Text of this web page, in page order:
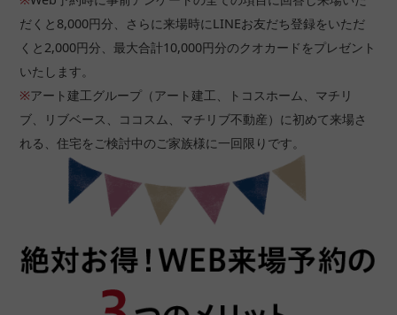
だくと8,000円分、さらに来場時にLINEお友だち登録をいただ
くと2,000円分、最大合計10,000円分のクオカードをプレゼント
いたします。
※アート建工グループ（アート建工、トコスホーム、マチリ
ブ、リブベース、ココスム、マチリブ不動産）に初めて来場さ
れる、住宅をご検討中のご家族様に一回限りです。
チラシ
ご紹介
その他
■問５.山陰ライフの掲載物件に興味を持っていただいた理由を
お聞かせください。(複数回答可)
1.会社の知名度が高い
3.価格が予算内に収まりそう